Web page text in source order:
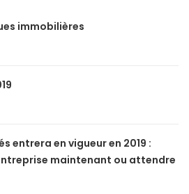
immobilières
entrera en vigueur en 2019 :
maintenant ou attendre